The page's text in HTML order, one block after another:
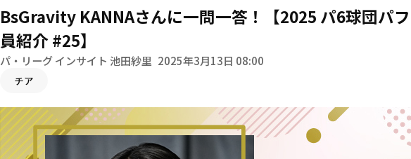
BsGravity KANNAさんに一問一答！【2025 パ6球団パ
員紹介 #25】
パ・リーグ インサイト 池田紗里 2025年3月13日 08:00
チア